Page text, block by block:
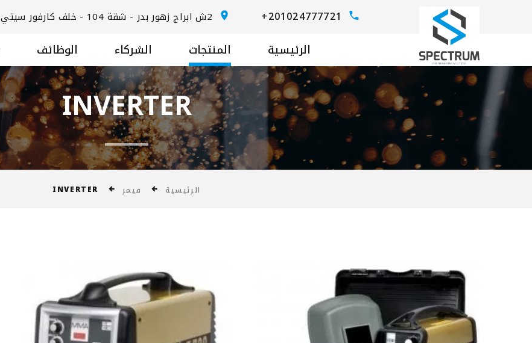
+201024777721 2ش ابراج زهور بدر - شقة 104 - خلف كارفور سيتي سنتر المعادي - الطريق الدائري
الرئيسية المنتجات الشركاء الوظائف
INVERTER
الرئيسية فيمر INVERTER